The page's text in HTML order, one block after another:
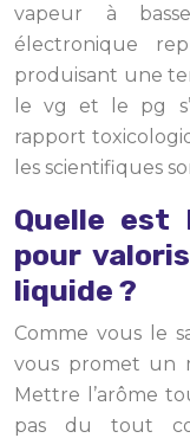
vapeur à
électronique
produisant une
le vg et le pg
rapport
les scientifiques
Quelle est
pour
liquide ?
Comme vous le
vous promet un
Mettre l’arôme
pas du tout